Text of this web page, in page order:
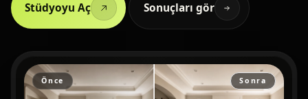
Stüdyoyu Aç Sonuçları gör
Önce Sonra